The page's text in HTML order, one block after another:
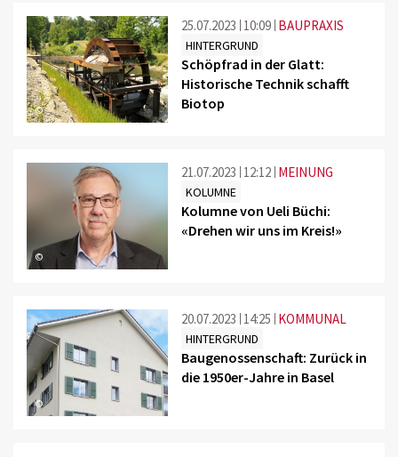
©
25.07.2023 10:09 BAUPRAXIS
HINTERGRUND
Schöpfrad in der Glatt:
Historische Technik schafft
Biotop
©
21.07.2023 12:12 MEINUNG
KOLUMNE
Kolumne von Ueli Büchi:
«Drehen wir uns im Kreis!»
©
20.07.2023 14:25 KOMMUNAL
HINTERGRUND
Baugenossenschaft: Zurück in
die 1950er-Jahre in Basel